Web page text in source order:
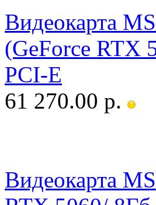
Видеокарта
(GeForce RTX
PCI-E
61 270.00 р.
Видеокарта